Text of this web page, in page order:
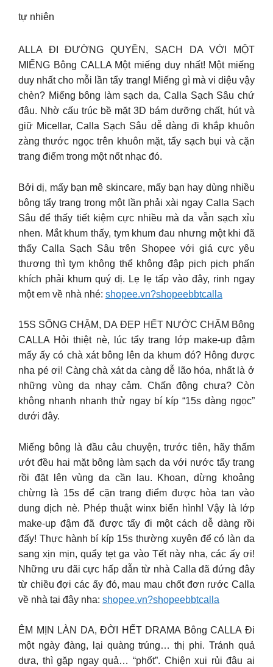
tự nhiên
ALLA ĐI ĐƯỜNG QUYỀN, SẠCH DA VỚI MỘT
MIẾNG Bông CALLA Một miếng duy nhất! Một miếng
duy nhất cho mỗi lần tẩy trang! Miếng gì mà vi diệu vậy
chèn? Miếng bông làm sạch da, Calla Sạch Sâu chứ
đâu. Nhờ cấu trúc bề mặt 3D bám dưỡng chất, hút và
giữ Micellar, Calla Sạch Sâu dễ dàng đi khắp khuôn
zàng thước ngọc trên khuôn mặt, tẩy sạch bụi và cặn
trang điểm trong một nốt nhạc đó.
Bởi dị, mấy bạn mê skincare, mấy bạn hay dùng nhiều
bông tẩy trang trong một lần phải xài ngay Calla Sạch
Sâu để thấy tiết kiệm cực nhiều mà da vẫn sạch xỉu
nhen. Mắt khum thấy, tym khum đau nhưng một khi đã
thấy Calla Sạch Sâu trên Shopee với giá cực yêu
thương thì tym không thể không đập pịch pịch phấn
khích phải khum quý dị. Lẹ lẹ tấp vào đây, rinh ngay
một em về nhà nhé: shopee.vn?shopeebbtcalla
15S SỐNG CHẬM, DA ĐẸP HẾT NƯỚC CHẤM Bông
CALLA Hỏi thiệt nè, lúc tẩy trang lớp make-up đậm
mấy ấy có chà xát bông lên da khum đó? Hông được
nha pé ơi! Càng chà xát da càng dễ lão hóa, nhất là ở
những vùng da nhạy cảm. Chấn động chưa? Còn
không nhanh nhanh thử ngay bí kíp “15s dàng ngọc”
dưới đây.
Miếng bông là đầu câu chuyện, trước tiên, hãy thấm
ướt đều hai mặt bông làm sạch da với nước tẩy trang
rồi đặt lên vùng da cần lau. Khoan, dừng khoảng
chừng là 15s để cặn trang điểm được hòa tan vào
dung dịch nè. Phép thuật winx biến hình! Vậy là lớp
make-up đậm đã được tẩy đi một cách dễ dàng rồi
đấy! Thực hành bí kíp 15s thường xuyên để có làn da
sang xịn mịn, quẩy tẹt ga vào Tết này nha, các ấy ơi!
Những ưu đãi cực hấp dẫn từ nhà Calla đã đứng đây
từ chiều đợi các ấy đó, mau mau chốt đơn rước Calla
về nhà tại đây nha: shopee.vn?shopeebbtcalla
ÊM MỊN LÀN DA, ĐỜI HẾT DRAMA Bông CALLA Đi
một ngày đàng, lại quàng trúng… thị phi. Tránh quả
dưa, thì gặp ngay quả… “phốt”. Chiện xui rủi đâu ai